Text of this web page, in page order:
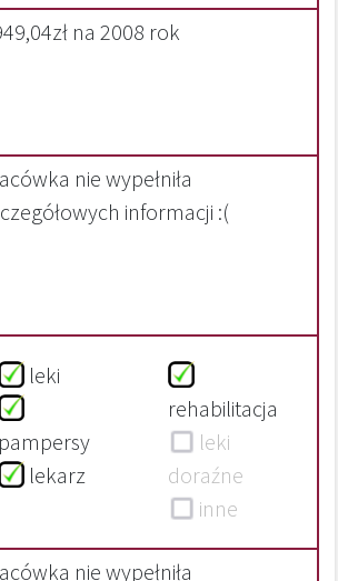
na 2008 rok
nie wypełniła
informacji :(
leki
pampersy
lekarz
rehabilitacja
leki
doraźne
inne
nie wypełniła